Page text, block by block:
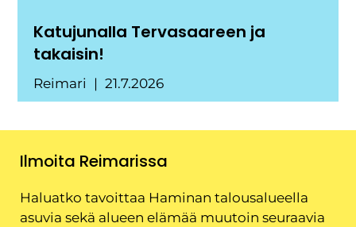
Katujunalla Tervasaareen ja
takaisin!
Reimari 21.7.2026
Ilmoita Reimarissa
Haluatko tavoittaa Haminan talousalueella
asuvia sekä alueen elämää muutoin seuraavia